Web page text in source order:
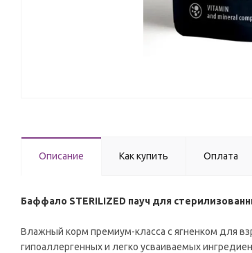
Описание Как купить Оплата
Баффало STERILIZED пауч для
Влажный корм премиум-класса с ягненком для
гипоаллергенных и легко усваиваемых